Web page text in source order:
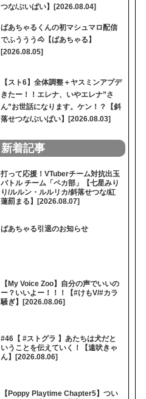
つな/ぶいぱい】[2026.08.04]
ばあちゃるくんの初マシュマロ配信
でふううう🐴【ばあちゃる】
[2026.08.05]
【スト6】全体調整＋ヤスミンアプデ
きたー！！エレナ、いやエレナ”さ
ん”お世話になります。ケン！？【斜
落せつな/ぶいぱい】[2026.08.03]
新着記事
打って応援！VTuberチーム対抗出玉
バトル チーム「ペカ部」【七星みり
り/ルルン・ルルリカ/斜落せつな/紅
蓮罰まる】[2026.08.07]
ばあちゃる引退のお知らせ
【My Voice Zoo】自分の声でいいの
ー？いいよー！！！【#けもV/#カラ
騒ぎ】[2026.08.06]
#46【 #ストグラ 】あたちは犬だと
いうことを伝えていく！【遠吠きゃ
ん】[2026.08.06]
【Poppy Playtime Chapter5】つい